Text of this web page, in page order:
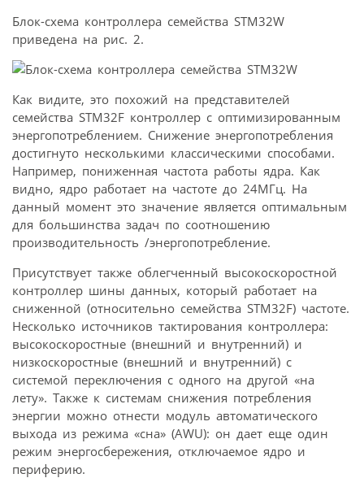
Блок-схема контроллера семейства STM32W
приведена на рис. 2.
Как видите, это похожий на представителей
семейства STM32F контроллер с оптимизированным
энергопотреблением. Снижение энергопотребления
достигнуто несколькими классическими способами.
Например, пониженная частота работы ядра. Как
видно, ядро работает на частоте до 24МГц. На
данный момент это значение является оптимальным
для большинства задач по соотношению
производительность /энергопотребление.
Присутствует также облегченный высокоскоростной
контроллер шины данных, который работает на
сниженной (относительно семейства STM32F) частоте.
Несколько источников тактирования контроллера:
высокоскоростные (внешний и внутренний) и
низкоскоростные (внешний и внутренний) с
системой переключения с одного на другой «на
лету». Также к системам снижения потребления
энергии можно отнести модуль автоматического
выхода из режима «сна» (AWU): он дает еще один
режим энергосбережения, отключаемое ядро и
периферию.